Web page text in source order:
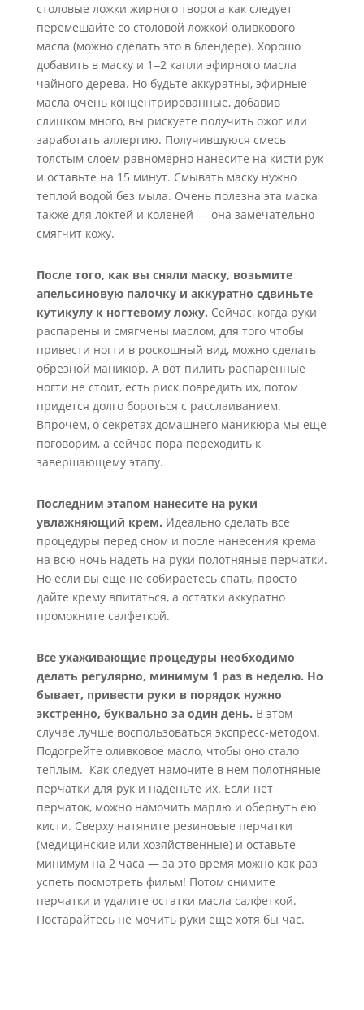
столовые ложки жирного творога как следует
перемешайте со столовой ложкой оливкового
масла (можно сделать это в блендере). Хорошо
добавить в маску и 1‒2 капли эфирного масла
чайного дерева. Но будьте аккуратны, эфирные
масла очень концентрированные, добавив
слишком много, вы рискуете получить ожог или
заработать аллергию. Получившуюся смесь
толстым слоем равномерно нанесите на кисти рук
и оставьте на 15 минут. Смывать маску нужно
теплой водой без мыла. Очень полезна эта маска
также для локтей и коленей — она замечательно
смягчит кожу.
После того, как вы сняли маску, возьмите
апельсиновую палочку и аккуратно сдвиньте
кутикулу к ногтевому ложу. Сейчас, когда руки
распарены и смягчены маслом, для того чтобы
привести ногти в роскошный вид, можно сделать
обрезной маникюр. А вот пилить распаренные
ногти не стоит, есть риск повредить их, потом
придется долго бороться с расслаиванием.
Впрочем, о секретах домашнего маникюра мы еще
поговорим, а сейчас пора переходить к
завершающему этапу.
Последним этапом нанесите на руки
увлажняющий крем. Идеально сделать все
процедуры перед сном и после нанесения крема
на всю ночь надеть на руки полотняные перчатки.
Но если вы еще не собираетесь спать, просто
дайте крему впитаться, а остатки аккуратно
промокните салфеткой.
Все ухаживающие процедуры необходимо
делать регулярно, минимум 1 раз в неделю. Но
бывает, привести руки в порядок нужно
экстренно, буквально за один день. В этом
случае лучше воспользоваться экспресс-методом.
Подогрейте оливковое масло, чтобы оно стало
теплым. Как следует намочите в нем полотняные
перчатки для рук и наденьте их. Если нет
перчаток, можно намочить марлю и обернуть ею
кисти. Сверху натяните резиновые перчатки
(медицинские или хозяйственные) и оставьте
минимум на 2 часа — за это время можно как раз
успеть посмотреть фильм! Потом снимите
перчатки и удалите остатки масла салфеткой.
Постарайтесь не мочить руки еще хотя бы час.